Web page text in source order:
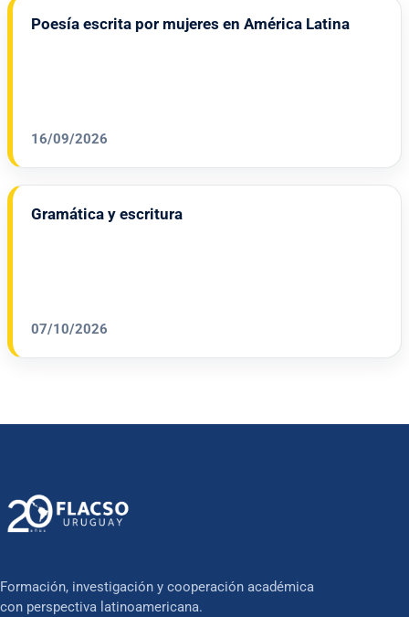
Poesía escrita por mujeres en América Latina
16/09/2026
Gramática y escritura
07/10/2026
Formación, investigación y cooperación académica
con perspectiva latinoamericana.